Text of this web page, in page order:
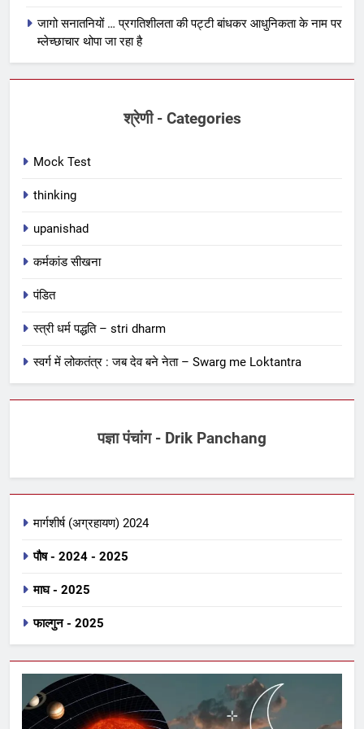
जागो सनातनियों … प्रगतिशीलता की पट्टी बांधकर आधुनिकता के नाम पर
म्लेच्छाचार थोपा जा रहा है
श्रेणी - Categories
Mock Test
thinking
upanishad
कर्मकांड सीखना
पंडित
स्त्री धर्म पद्धति – stri dharm
स्वर्ग में लोकतंत्र : जब देव बने नेता – Swarg me Loktantra
पज्ञा पंचांग - Drik Panchang
मार्गशीर्ष (अग्रहायण) 2024
पौष - 2024 - 2025
माघ - 2025
फाल्गुन - 2025